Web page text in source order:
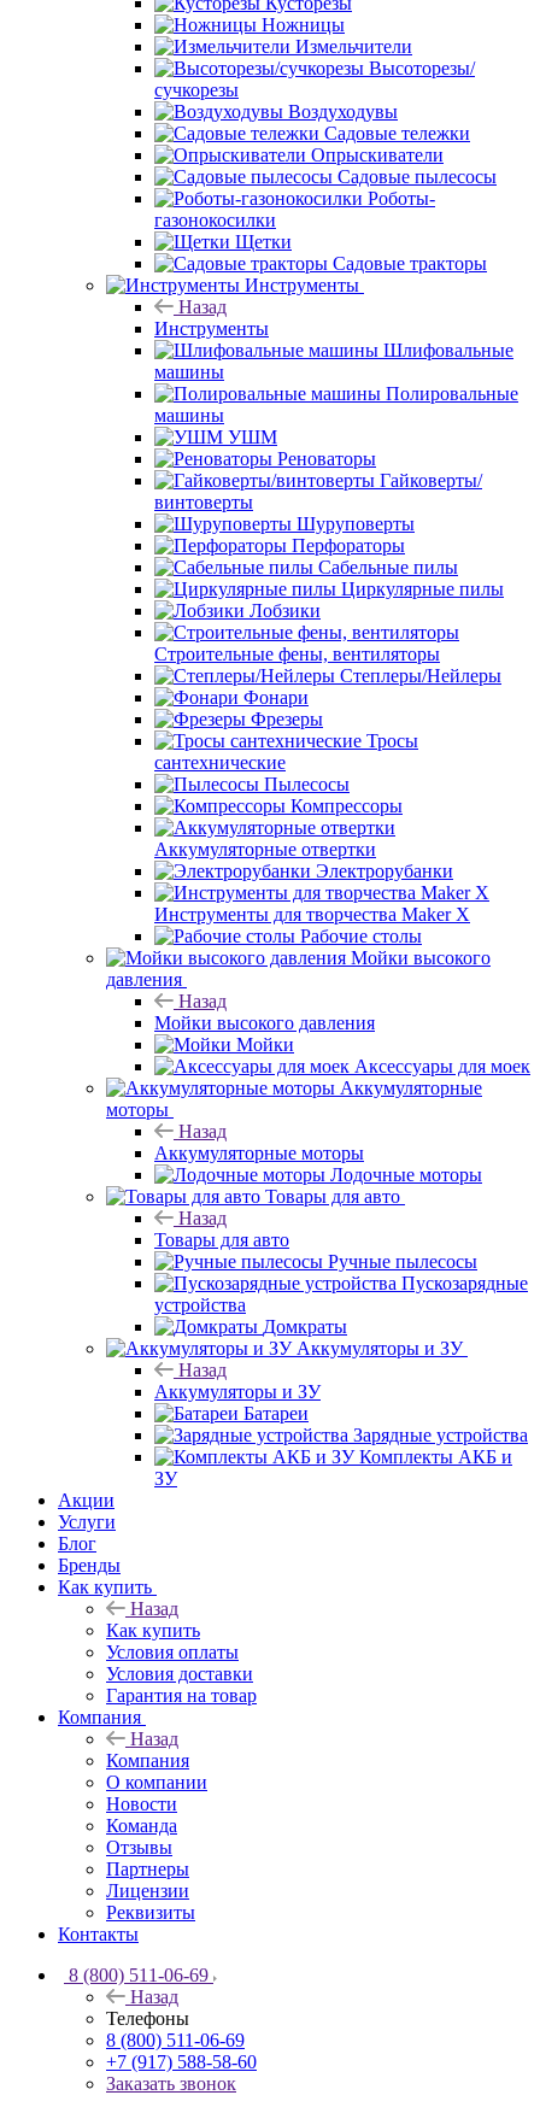
Ножницы
Измельчители
Высоторезы/
сучкорезы
Воздуходувы
Садовые тележки
Опрыскиватели
Садовые пылесосы
Роботы-
газонокосилки
Щетки
Садовые тракторы
Инструменты
Назад
Инструменты
Шлифовальные
машины
Полировальные
машины
УШМ
Реноваторы
Гайковерты/
винтоверты
Шуруповерты
Перфораторы
Сабельные пилы
Циркулярные пилы
Лобзики
Строительные фены, вентиляторы
Степлеры/Нейлеры
Фонари
Фрезеры
Тросы
сантехнические
Пылесосы
Компрессоры
Аккумуляторные отвертки
Электрорубанки
Инструменты для творчества Maker X
Рабочие столы
Мойки высокого
давления
Назад
Мойки высокого давления
Мойки
Аксессуары для моек
Аккумуляторные
моторы
Назад
Аккумуляторные моторы
Лодочные моторы
Товары для авто
Назад
Товары для авто
Ручные пылесосы
Пускозарядные
устройства
Домкраты
Аккумуляторы и ЗУ
Назад
Аккумуляторы и ЗУ
Батареи
Зарядные устройства
Комплекты АКБ и
ЗУ
Акции
Услуги
Блог
Бренды
Как купить
Назад
Как купить
Условия оплаты
Условия доставки
Гарантия на товар
Компания
Назад
Компания
О компании
Новости
Команда
Отзывы
Партнеры
Лицензии
Реквизиты
Контакты
8 (800) 511-06-69
Назад
Телефоны
8 (800) 511-06-69
+7 (917) 588-58-60
Заказать звонок